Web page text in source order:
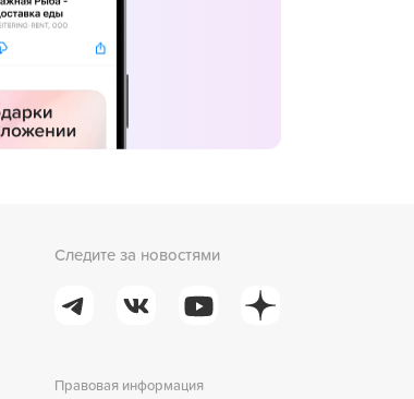
Следите за новостями
Правовая информация